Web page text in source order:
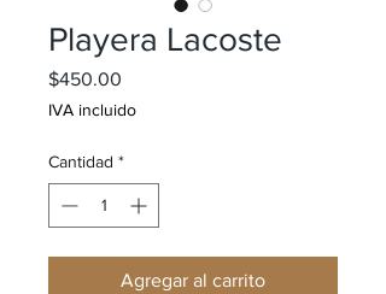
Playera Lacoste
$450.00
IVA incluido
Cantidad *
Agregar al carrito